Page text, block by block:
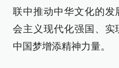
联中推动中华文化的发
会主义现代化强国、实
中国梦增添精神力量。